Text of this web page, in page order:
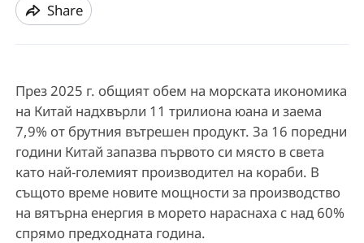
Share
През 2025 г. общият обем на морската икономика
на Китай надхвърли 11 трилиона юана и заема
7,9% от брутния вътрешен продукт. За 16 поредни
години Китай запазва първото си място в света
като най-големият производител на кораби. В
същото време новите мощности за производство
на вятърна енергия в морето нараснаха с над 60%
спрямо предходната година.